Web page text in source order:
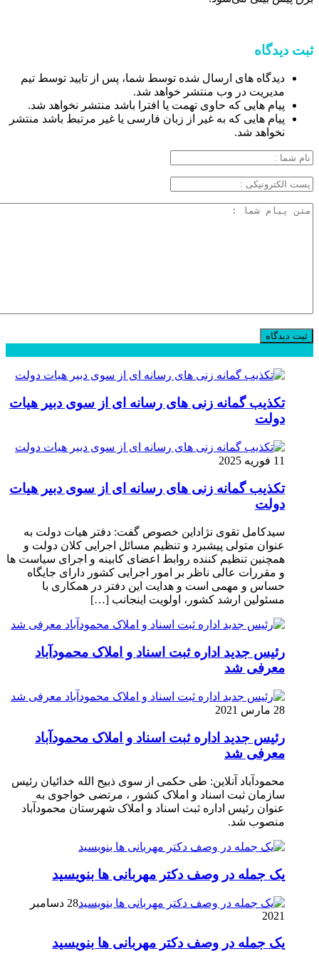
ثبت دیدگاه
دیدگاه های ارسال شده توسط شما، پس از تایید توسط تیم
مدیریت در وب منتشر خواهد شد.
پیام هایی که حاوی تهمت یا افترا باشد منتشر نخواهد شد.
پیام هایی که به غیر از زبان فارسی یا غیر مرتبط باشد منتشر
نخواهد شد.
تکذیب گمانه زنی های رسانه ای از سوی دبیر هیات
دولت
11 فوریه 2025
تکذیب گمانه زنی های رسانه ای از سوی دبیر هیات
دولت
سیدکامل تقوی نژاداین خصوص گفت: دفتر هیات دولت به
عنوان متولی پیشبرد و تنظیم مسائل اجرایی کلان دولت و
همچنین تنظیم کننده روابط اعضای کابینه و اجرای سیاست ها
و مقررات عالی ناظر بر امور اجرایی کشور دارای جایگاه
حساس و مهمی است و هدایت این دفتر در همکاری با
مسئولین ارشد کشور، اولویت اینجانب […]
رئیس جدید اداره ثبت اسناد و املاک محمودآباد
معرفی شد
28 مارس 2021
رئیس جدید اداره ثبت اسناد و املاک محمودآباد
معرفی شد
محمودآباد آنلاین: طی حکمی از سوی ذبیح الله خدائیان رئیس
سازمان ثبت اسناد و املاک کشور ، مرتضی خواجوی به
عنوان رئیس اداره ثبت اسناد و املاک شهرستان محمودآباد
منصوب شد.
یک جمله در وصف دکتر مهربانی ها بنویسید
28 دسامبر
2021
یک جمله در وصف دکتر مهربانی ها بنویسید